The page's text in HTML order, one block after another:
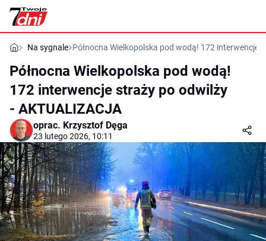
Na sygnale Północna Wielkopolska pod wodą! 172 interwencje
Północna Wielkopolska pod wodą!
172 interwencje straży po odwilży
- AKTUALIZACJA
oprac. Krzysztof Dęga
23 lutego 2026, 10:11